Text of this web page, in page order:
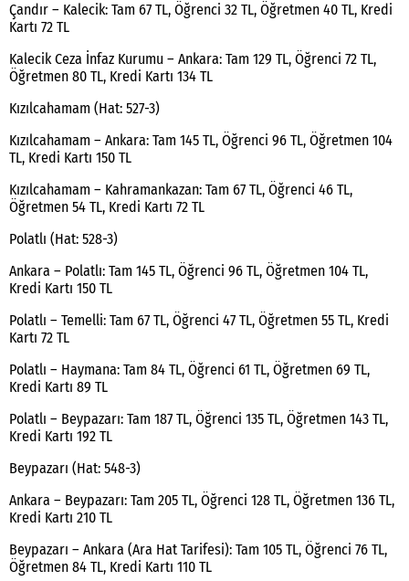
Çandır – Kalecik: Tam 67 TL, Öğrenci 32 TL, Öğretmen 40 TL, Kredi
Kartı 72 TL
Kalecik Ceza İnfaz Kurumu – Ankara: Tam 129 TL, Öğrenci 72 TL,
Öğretmen 80 TL, Kredi Kartı 134 TL
Kızılcahamam (Hat: 527-3)
Kızılcahamam – Ankara: Tam 145 TL, Öğrenci 96 TL, Öğretmen 104
TL, Kredi Kartı 150 TL
Kızılcahamam – Kahramankazan: Tam 67 TL, Öğrenci 46 TL,
Öğretmen 54 TL, Kredi Kartı 72 TL
Polatlı (Hat: 528-3)
Ankara – Polatlı: Tam 145 TL, Öğrenci 96 TL, Öğretmen 104 TL,
Kredi Kartı 150 TL
Polatlı – Temelli: Tam 67 TL, Öğrenci 47 TL, Öğretmen 55 TL, Kredi
Kartı 72 TL
Polatlı – Haymana: Tam 84 TL, Öğrenci 61 TL, Öğretmen 69 TL,
Kredi Kartı 89 TL
Polatlı – Beypazarı: Tam 187 TL, Öğrenci 135 TL, Öğretmen 143 TL,
Kredi Kartı 192 TL
Beypazarı (Hat: 548-3)
Ankara – Beypazarı: Tam 205 TL, Öğrenci 128 TL, Öğretmen 136 TL,
Kredi Kartı 210 TL
Beypazarı – Ankara (Ara Hat Tarifesi): Tam 105 TL, Öğrenci 76 TL,
Öğretmen 84 TL, Kredi Kartı 110 TL